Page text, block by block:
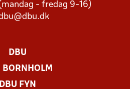
- fredag 9-16)
DBU
BORNHOLM
DBU FYN